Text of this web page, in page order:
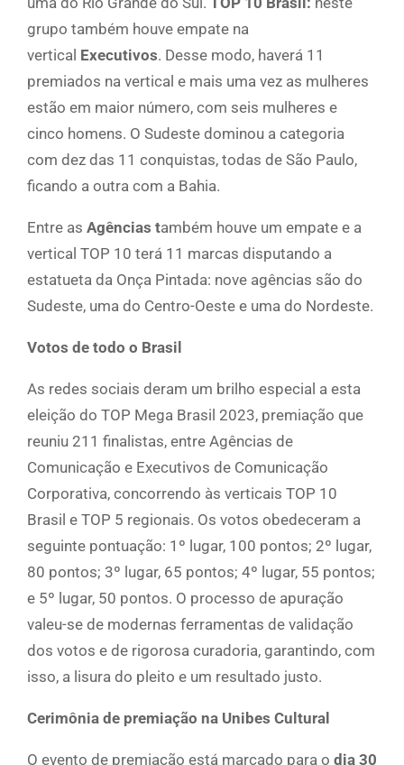
grupo também houve empate na
vertical Executivos. Desse modo, haverá 11
premiados na vertical e mais uma vez as mulheres
estão em maior número, com seis mulheres e
cinco homens. O Sudeste dominou a categoria
com dez das 11 conquistas, todas de São Paulo,
ficando a outra com a Bahia.
Entre as Agências também houve um empate e a
vertical TOP 10 terá 11 marcas disputando a
estatueta da Onça Pintada: nove agências são do
Sudeste, uma do Centro-Oeste e uma do Nordeste.
Votos de todo o Brasil
As redes sociais deram um brilho especial a esta
eleição do TOP Mega Brasil 2023, premiação que
reuniu 211 finalistas, entre Agências de
Comunicação e Executivos de Comunicação
Corporativa, concorrendo às verticais TOP 10
Brasil e TOP 5 regionais. Os votos obedeceram a
seguinte pontuação: 1º lugar, 100 pontos; 2º lugar,
80 pontos; 3º lugar, 65 pontos; 4º lugar, 55 pontos;
e 5º lugar, 50 pontos. O processo de apuração
valeu-se de modernas ferramentas de validação
dos votos e de rigorosa curadoria, garantindo, com
isso, a lisura do pleito e um resultado justo.
Cerimônia de premiação na Unibes Cultural
O evento de premiação está marcado para o dia 30